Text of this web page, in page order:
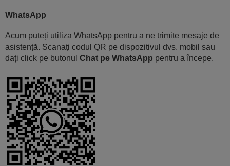
WhatsApp
Acum puteți utiliza WhatsApp pentru a ne trimite mesaje de
asistență. Scanați codul QR pe dispozitivul dvs. mobil sau
dați click pe butonul Chat pe WhatsApp pentru a începe.